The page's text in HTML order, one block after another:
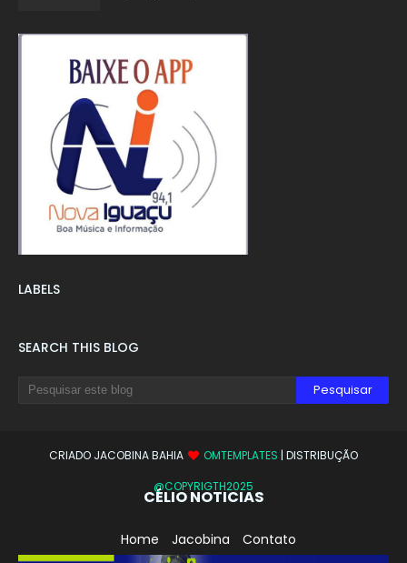
LABELS
SEARCH THIS BLOG
CRIADO JACOBINA BAHIA OMTEMPLATES | DISTRIBUÇÃO
@COPYRIGTH2025
CÉLIO NOTICIAS
Home Jacobina Contato